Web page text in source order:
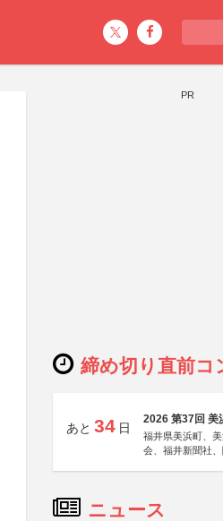
PR
締め切り直前コ
あと 34 日
2026 第37回 美
福井県美浜町、
会、福井新聞社、
ニュース